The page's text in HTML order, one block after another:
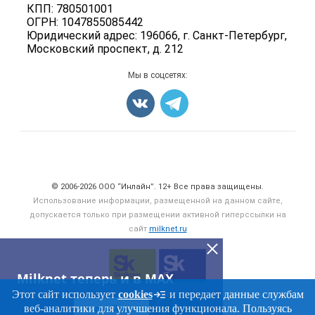
Milknet теперь и в MAX
ПЕРЕЙТИ
КПП: 780501001
ОГРН: 1047855085442
Юридический адрес: 196066, г. Санкт-Петербург,
Московский проспект, д. 212
Карта объявлений
Мы в соцсетях:
© 2006‑2026 ООО “Инлайн”. 12+ Все права защищены.
Использование информации, размещенной на данном сайте,
допускается только при размещении активной гиперссылки на
сайт milknet.ru
Этот сайт использует cookies
и передает данные службам
веб-аналитики для улучшения функционала. Пользуясь